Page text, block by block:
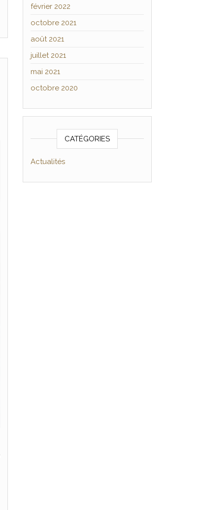
février 2022
octobre 2021
août 2021
juillet 2021
mai 2021
octobre 2020
CATÉGORIES
Actualités